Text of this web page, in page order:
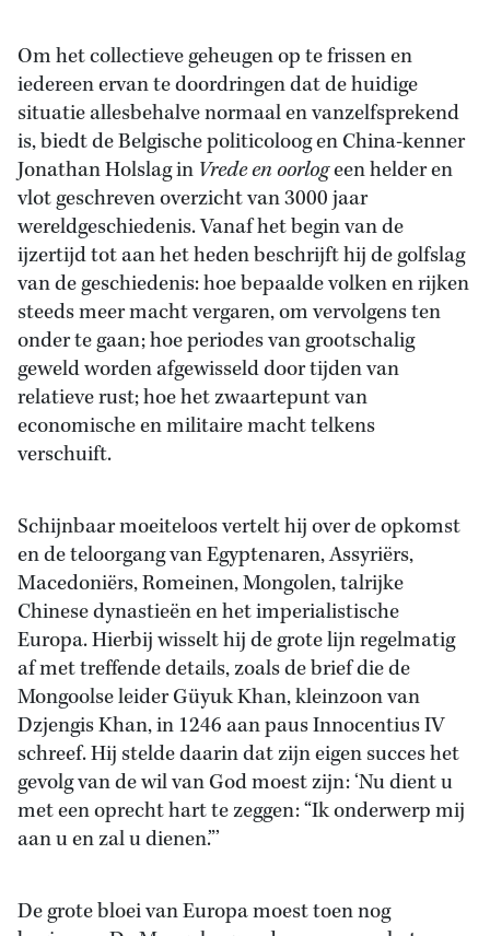
Om het collectieve geheugen op te frissen en
iedereen ervan te doordringen dat de huidige
situatie allesbehalve normaal en vanzelfsprekend
is, biedt de Belgische politicoloog en China-kenner
Jonathan Holslag in Vrede en oorlogeen helder en
vlot geschreven overzicht van 3000 jaar
wereldgeschiedenis. Vanaf het begin van de
ijzertijd tot aan het heden beschrijft hij de golfslag
van de geschiedenis: hoe bepaalde volken en rijken
steeds meer macht vergaren, om vervolgens ten
onder te gaan; hoe periodes van grootschalig
geweld worden afgewisseld door tijden van
relatieve rust; hoe het zwaartepunt van
economische en militaire macht telkens
verschuift.
Schijnbaar moeiteloos vertelt hij over de opkomst
en de teloorgang van Egyptenaren, Assyriërs,
Macedoniërs, Romeinen, Mongolen, talrijke
Chinese dynastieën en het imperialistische
Europa. Hierbij wisselt hij de grote lijn regelmatig
af met treffende details, zoals de brief die de
Mongoolse leider Güyuk Khan, kleinzoon van
Dzjengis Khan, in 1246 aan paus Innocentius IV
schreef. Hij stelde daarin dat zijn eigen succes het
gevolg van de wil van God moest zijn: ‘Nu dient u
met een oprecht hart te zeggen: “Ik onderwerp mij
aan u en zal u dienen.”’
De grote bloei van Europa moest toen nog